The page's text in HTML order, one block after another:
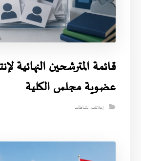
قائمة المترشحين النهائية
عضوية مجلس الكلية
إعلانات, نشاطات